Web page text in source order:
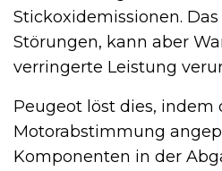
Stickoxidemissionen.
Störungen, kann aber
verringerte Leistung
Peugeot löst dies, indem
Motorabstimmung
Komponenten in der